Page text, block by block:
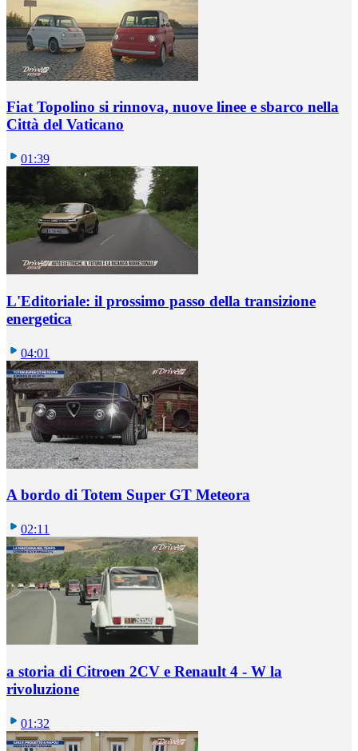
Fiat Topolino si rinnova, nuove linee e sbarco nella
Città del Vaticano
01:39
L'Editoriale: il prossimo passo della transizione
energetica
04:01
A bordo di Totem Super GT Meteora
02:11
a storia di Citroen 2CV e Renault 4 - W la
rivoluzione
01:32